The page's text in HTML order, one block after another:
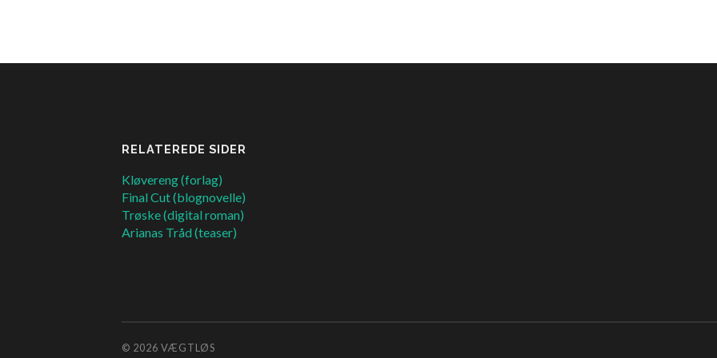
RELATEREDE SIDER
Kløvereng (forlag)
Final Cut (blognovelle)
Trøske (digital roman)
Arianas Tråd (teaser)
© 2026 VÆGTLØS